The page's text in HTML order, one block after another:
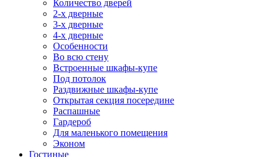
Количество дверей
2-х дверные
3-х дверные
4-х дверные
Особенности
Во всю стену
Встроенные шкафы-купе
Под потолок
Раздвижные шкафы-купе
Открытая секция посередине
Распашные
Гардероб
Для маленького помещения
Эконом
Гостиные